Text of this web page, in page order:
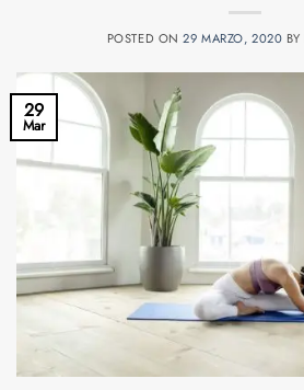
POSTED ON29 MARZO, 2020 BY
29
Mar